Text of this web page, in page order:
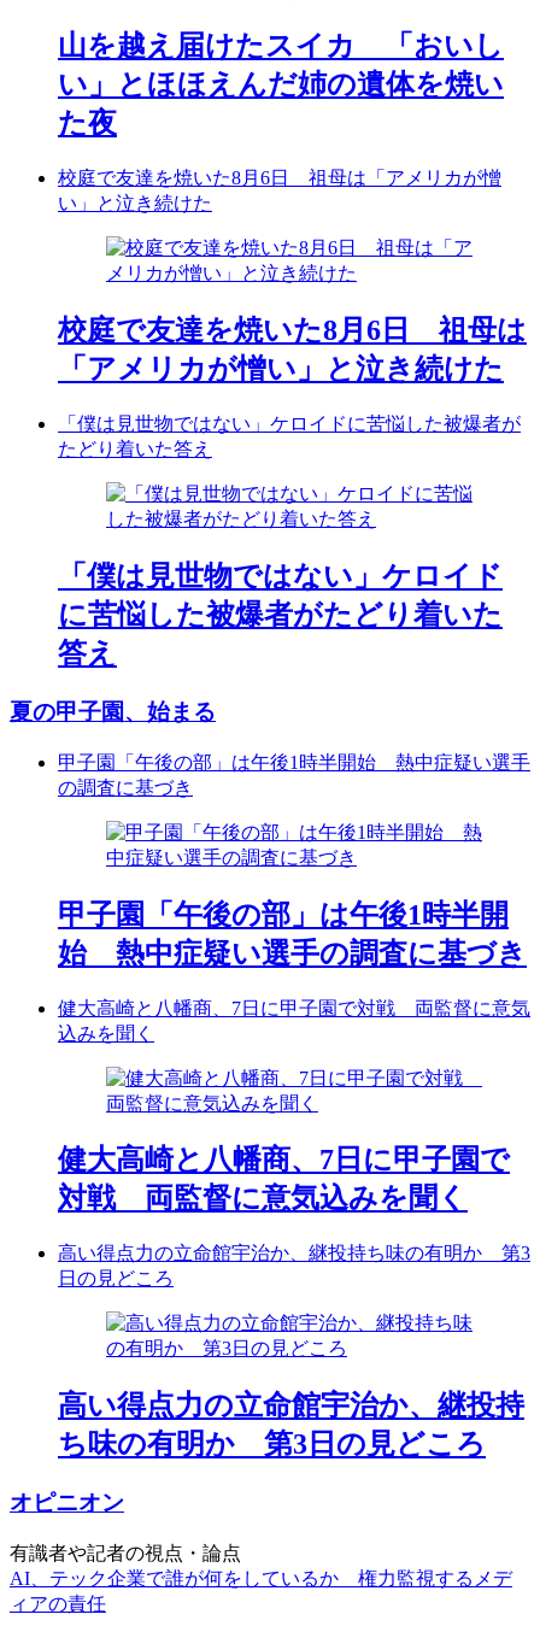
山を越え届けたスイカ 「おいし
い」とほほえんだ姉の遺体を焼い
た夜
校庭で友達を焼いた8月6日 祖母は「アメリカが憎
い」と泣き続けた
校庭で友達を焼いた8月6日 祖母は
「アメリカが憎い」と泣き続けた
「僕は見世物ではない」ケロイドに苦悩した被爆者が
たどり着いた答え
「僕は見世物ではない」ケロイド
に苦悩した被爆者がたどり着いた
答え
夏の甲子園、始まる
甲子園「午後の部」は午後1時半開始 熱中症疑い選手
の調査に基づき
甲子園「午後の部」は午後1時半開
始 熱中症疑い選手の調査に基づき
健大高崎と八幡商、7日に甲子園で対戦 両監督に意気
込みを聞く
健大高崎と八幡商、7日に甲子園で
対戦 両監督に意気込みを聞く
高い得点力の立命館宇治か、継投持ち味の有明か 第3
日の見どころ
高い得点力の立命館宇治か、継投持
ち味の有明か 第3日の見どころ
オピニオン
有識者や記者の視点・論点
AI、テック企業で誰が何をしているか 権力監視するメデ
ィアの責任